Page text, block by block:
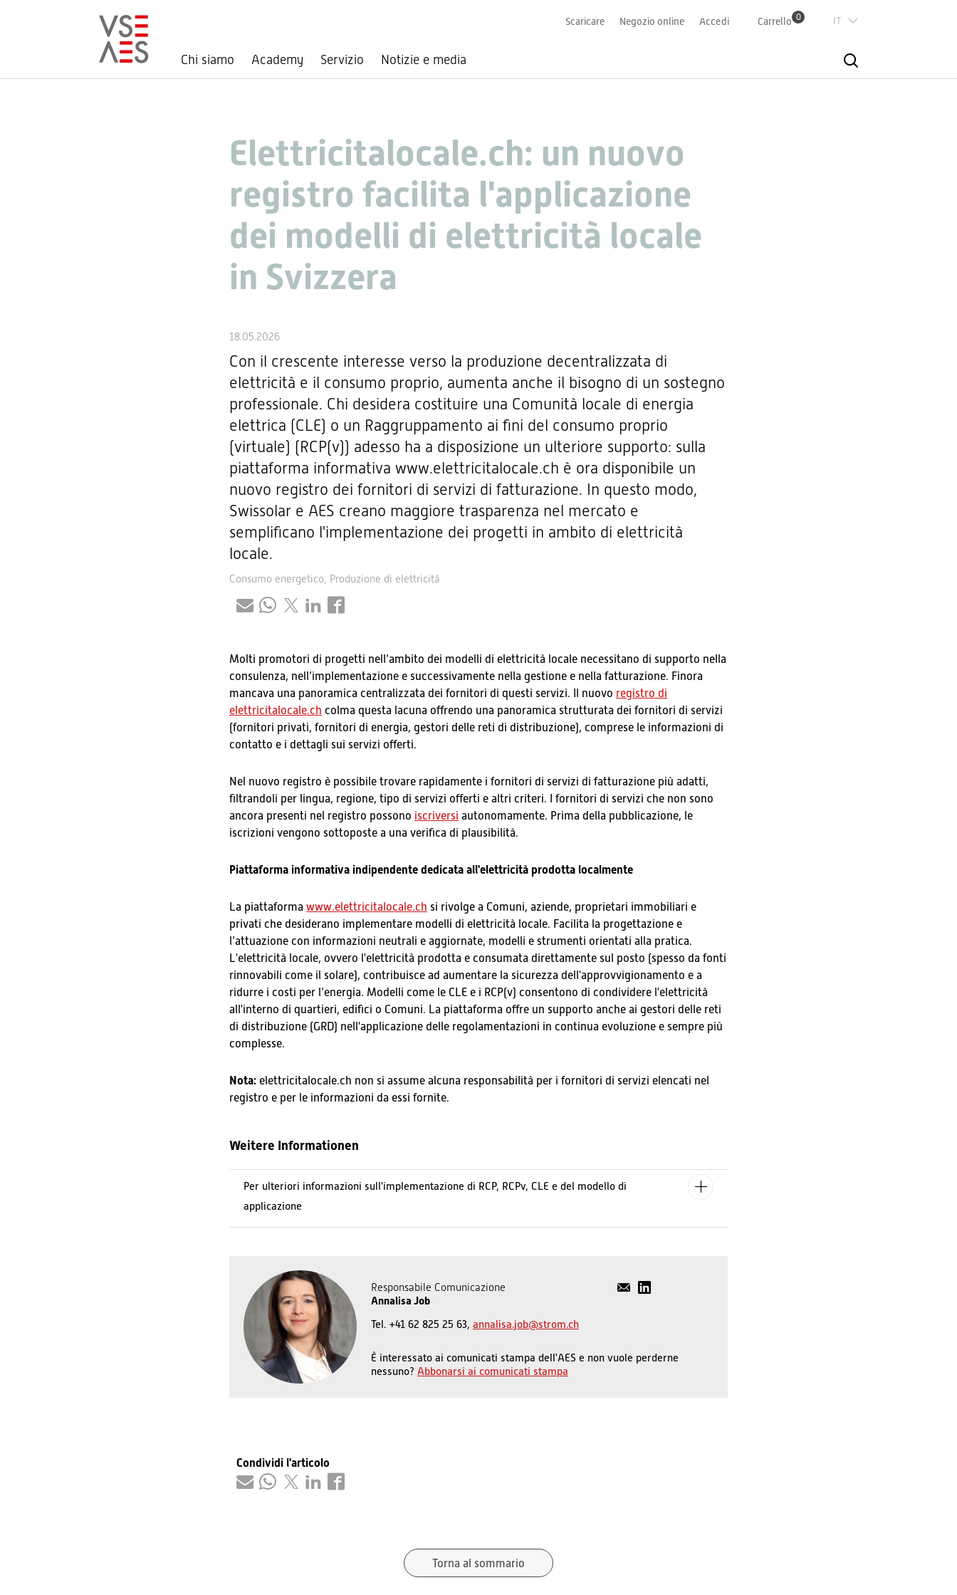
Chi siamo Academy Servizio Notizie e media
Scaricare Negozio online Accedi Carrello 0
Elettricitalocale.ch: un nuovo
registro facilita l'applicazione
dei modelli di elettricità locale
in Svizzera
18.05.2026
Con il crescente interesse verso la produzione decentralizzata di
elettricità e il consumo proprio, aumenta anche il bisogno di un sostegno
professionale. Chi desidera costituire una Comunità locale di energia
elettrica (CLE) o un Raggruppamento ai fini del consumo proprio
(virtuale) (RCP(v)) adesso ha a disposizione un ulteriore supporto: sulla
piattaforma informativa www.elettricitalocale.ch è ora disponibile un
nuovo registro dei fornitori di servizi di fatturazione. In questo modo,
Swissolar e AES creano maggiore trasparenza nel mercato e
semplificano l'implementazione dei progetti in ambito di elettricità
locale.
Consumo energetico Produzione di elettricità
Molti promotori di progetti nell’ambito dei modelli di elettricità locale necessitano di supporto nella
consulenza, nell’implementazione e successivamente nella gestione e nella fatturazione. Finora
mancava una panoramica centralizzata dei fornitori di questi servizi. Il nuovo registro di
elettricitalocale.ch colma questa lacuna offrendo una panoramica strutturata dei fornitori di servizi
(fornitori privati, fornitori di energia, gestori delle reti di distribuzione), comprese le informazioni di
contatto e i dettagli sui servizi offerti.
Nel nuovo registro è possibile trovare rapidamente i fornitori di servizi di fatturazione più adatti,
filtrandoli per lingua, regione, tipo di servizi offerti e altri criteri. I fornitori di servizi che non sono
ancora presenti nel registro possono iscriversi autonomamente. Prima della pubblicazione, le
iscrizioni vengono sottoposte a una verifica di plausibilità.
Piattaforma informativa indipendente dedicata all'elettricità prodotta localmente
La piattaforma www.elettricitalocale.ch si rivolge a Comuni, aziende, proprietari immobiliari e
privati che desiderano implementare modelli di elettricità locale. Facilita la progettazione e
l’attuazione con informazioni neutrali e aggiornate, modelli e strumenti orientati alla pratica.
L'elettricità locale, ovvero l'elettricità prodotta e consumata direttamente sul posto (spesso da fonti
rinnovabili come il solare), contribuisce ad aumentare la sicurezza dell'approvvigionamento e a
ridurre i costi per l’energia. Modelli come le CLE e i RCP(v) consentono di condividere l'elettricità
all'interno di quartieri, edifici o Comuni. La piattaforma offre un supporto anche ai gestori delle reti
di distribuzione (GRD) nell'applicazione delle regolamentazioni in continua evoluzione e sempre più
complesse.
Nota: elettricitalocale.ch non si assume alcuna responsabilità per i fornitori di servizi elencati nel
registro e per le informazioni da essi fornite.
Weitere Informationen
Per ulteriori informazioni sull'implementazione di RCP, RCPv, CLE e del modello di
applicazione
Responsabile Comunicazione
Annalisa Job
Tel. +41 62 825 25 63, annalisa.job@strom.ch
È interessato ai comunicati stampa dell'AES e non vuole perderne
nessuno? Abbonarsi ai comunicati stampa
Condividi l'articolo
Torna al sommario